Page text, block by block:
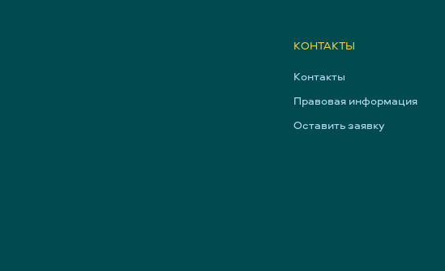
КОНТАКТЫ
Контакты
Правовая информация
Оставить заявку